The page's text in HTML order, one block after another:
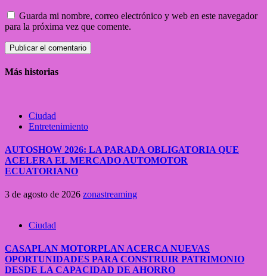
Guarda mi nombre, correo electrónico y web en este navegador
para la próxima vez que comente.
Más historias
Ciudad
Entretenimiento
AUTOSHOW 2026: LA PARADA OBLIGATORIA QUE
ACELERA EL MERCADO AUTOMOTOR
ECUATORIANO
3 de agosto de 2026 zonastreaming
Ciudad
CASAPLAN MOTORPLAN ACERCA NUEVAS
OPORTUNIDADES PARA CONSTRUIR PATRIMONIO
DESDE LA CAPACIDAD DE AHORRO